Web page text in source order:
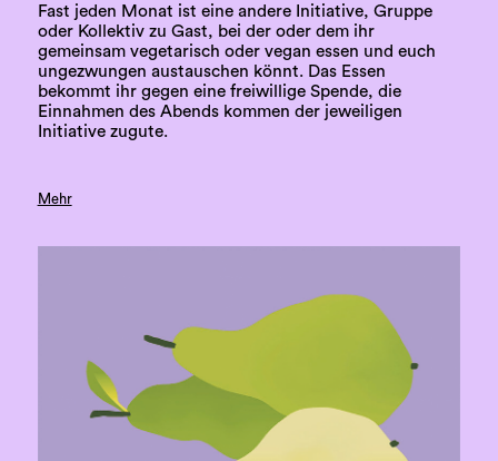
Fast jeden Monat ist eine andere Initiative, Gruppe
oder Kollektiv zu Gast, bei der oder dem ihr
gemeinsam vegetarisch oder vegan essen und euch
ungezwungen austauschen könnt. Das Essen
bekommt ihr gegen eine freiwillige Spende, die
Einnahmen des Abends kommen der jeweiligen
Initiative zugute.
Mehr